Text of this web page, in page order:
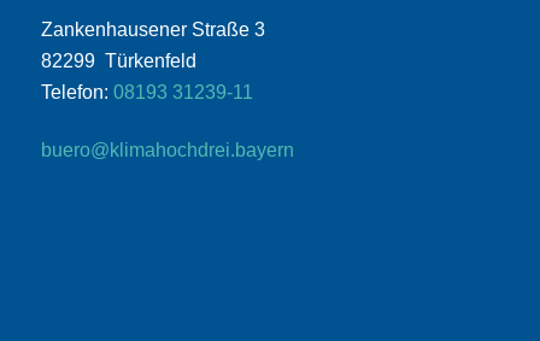
Zankenhausener Straße 3
82299 Türkenfeld
Telefon: 08193 31239-11
buero@klimahochdrei.bayern